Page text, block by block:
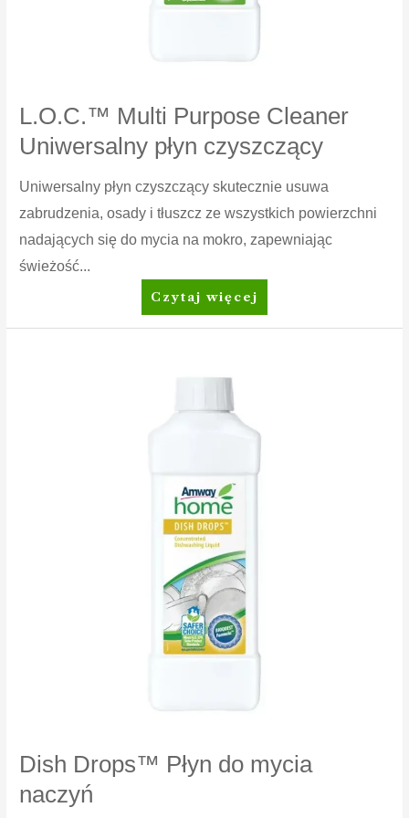
L.O.C.™ Multi Purpose Cleaner
Uniwersalny płyn czyszczący
Uniwersalny płyn czyszczący skutecznie usuwa
zabrudzenia, osady i tłuszcz ze wszystkich powierzchni
nadających się do mycia na mokro, zapewniając
świeżość...
L.O.C.™
Multi
Uniwersalny
czyszczący
Czytaj więcej
Dish Drops™ Płyn do mycia
naczyń